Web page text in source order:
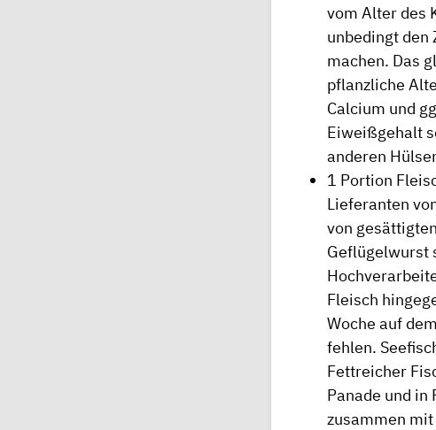
vom Alter des
unbedingt den
machen. Das
pflanzliche
Calcium und
Eiweißgehalt
anderen
1 Portion
Lieferanten
von
Geflügelwurst
Fleisch
Woche auf
fehlen.
Fettreicher
Panade und in
zusammen